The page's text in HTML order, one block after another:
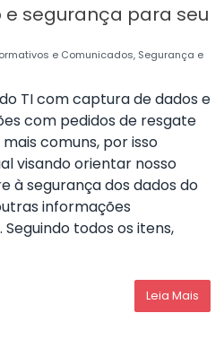
e segurança para seu
e Comunicados, Segurança e
TI com captura de dados e
com pedidos de resgate
comuns, por isso
visando orientar nosso
à segurança dos dados do
informações
todos os itens,
Leia Mais